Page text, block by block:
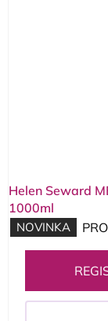
Helen Seward
1000ml
NOVINKA